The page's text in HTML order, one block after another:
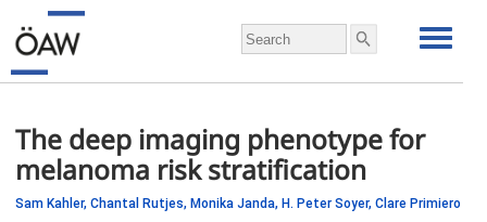
The deep imaging phenotype for
melanoma risk stratification
Sam Kahler, Chantal Rutjes, Monika Janda, H. Peter Soyer, Clare Primiero